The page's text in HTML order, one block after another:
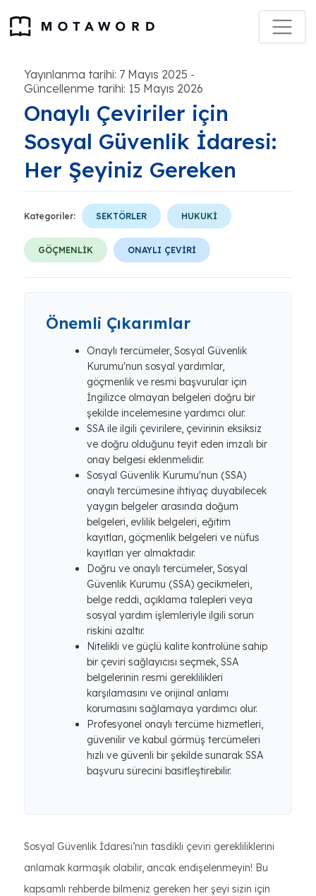
Yayınlanma tarihi: 7 Mayıs 2025 -
Güncellenme tarihi: 15 Mayıs 2026
Onaylı Çeviriler için
Sosyal Güvenlik İdaresi:
Her Şeyiniz Gereken
Kategoriler: SEKTÖRLER HUKUKİ
GÖÇMENLİK ONAYLI ÇEVİRİ
Önemli Çıkarımlar
Onaylı tercümeler, Sosyal Güvenlik
Kurumu'nun sosyal yardımlar,
göçmenlik ve resmi başvurular için
İngilizce olmayan belgeleri doğru bir
şekilde incelemesine yardımcı olur.
SSA ile ilgili çevirilere, çevirinin eksiksiz
ve doğru olduğunu teyit eden imzalı bir
onay belgesi eklenmelidir.
Sosyal Güvenlik Kurumu'nun (SSA)
onaylı tercümesine ihtiyaç duyabilecek
yaygın belgeler arasında doğum
belgeleri, evlilik belgeleri, eğitim
kayıtları, göçmenlik belgeleri ve nüfus
kayıtları yer almaktadır.
Doğru ve onaylı tercümeler, Sosyal
Güvenlik Kurumu (SSA) gecikmeleri,
belge reddi, açıklama talepleri veya
sosyal yardım işlemleriyle ilgili sorun
riskini azaltır.
Nitelikli ve güçlü kalite kontrolüne sahip
bir çeviri sağlayıcısı seçmek, SSA
belgelerinin resmi gereklilikleri
karşılamasını ve orijinal anlamı
korumasını sağlamaya yardımcı olur.
Profesyonel onaylı tercüme hizmetleri,
güvenilir ve kabul görmüş tercümeleri
hızlı ve güvenli bir şekilde sunarak SSA
başvuru sürecini basitleştirebilir.
Sosyal Güvenlik İdaresi’nin tasdikli çeviri gerekliliklerini
anlamak karmaşık olabilir, ancak endişelenmeyin! Bu
kapsamlı rehberde bilmeniz gereken her şeyi sizin için